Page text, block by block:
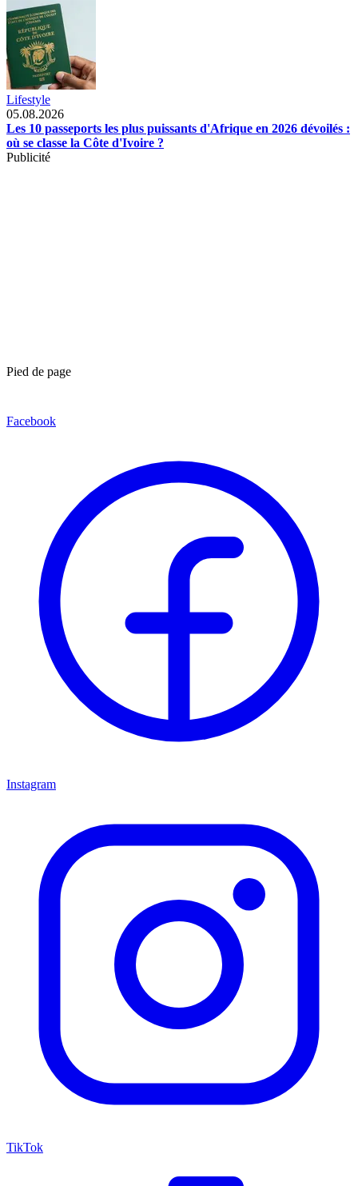
Lifestyle
05.08.2026
Les 10 passeports les plus puissants d'Afrique en 2026 dévoilés :
où se classe la Côte d'Ivoire ?
Publicité
Pied de page
Facebook
Instagram
TikTok